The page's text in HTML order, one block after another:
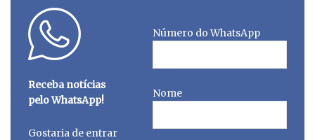
Receba notícias
pelo WhatsApp!
Gostaria de entrar
Número do WhatsApp
Nome